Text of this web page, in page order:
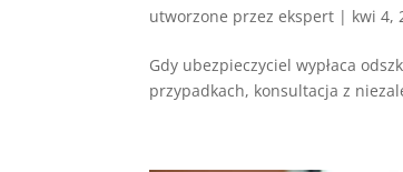
utworzone przezekspert | kwi 4,
Gdy ubezpieczyciel wypłaca
przypadkach, konsultacja z